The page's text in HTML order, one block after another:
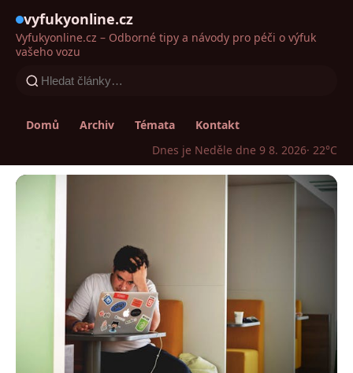
vyfukyonline.cz
Vyfukyonline.cz – Odborné tipy a návody pro péči o výfuk
vašeho vozu
Domů Archiv Témata
Kontakt
Dnes je Neděle dne 9 8. 2026· 22°C